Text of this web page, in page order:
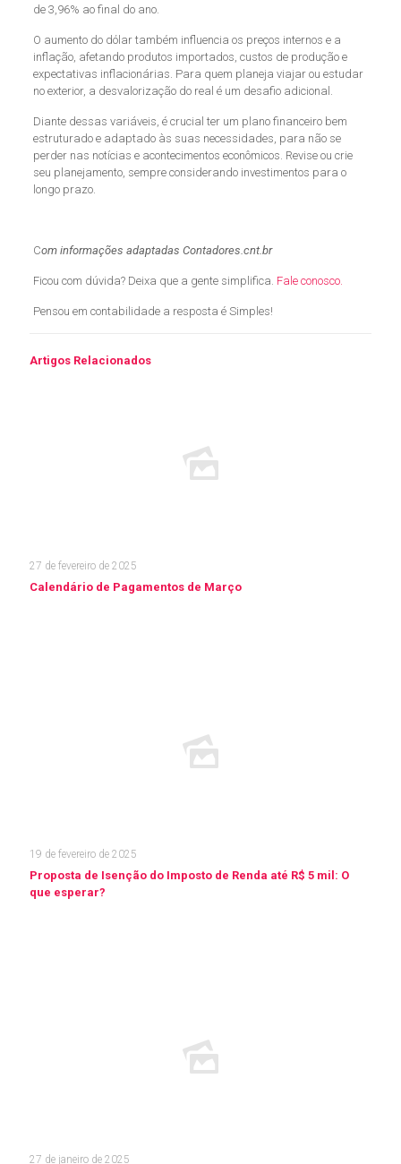
de 3,96% ao final do ano.
O aumento do dólar também influencia os preços internos e a
inflação, afetando produtos importados, custos de produção e
expectativas inflacionárias. Para quem planeja viajar ou estudar
no exterior, a desvalorização do real é um desafio adicional.
Diante dessas variáveis, é crucial ter um plano financeiro bem
estruturado e adaptado às suas necessidades, para não se
perder nas notícias e acontecimentos econômicos. Revise ou crie
seu planejamento, sempre considerando investimentos para o
longo prazo.
Com informações adaptadas Contadores.cnt.br
Ficou com dúvida? Deixa que a gente simplifica. Fale conosco.
Pensou em contabilidade a resposta é Simples!
Artigos Relacionados
27 de fevereiro de 2025
Calendário de Pagamentos de Março
19 de fevereiro de 2025
Proposta de Isenção do Imposto de Renda até R$ 5 mil: O
que esperar?
27 de janeiro de 2025